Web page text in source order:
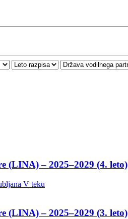
(LINA) – 2025–2029 (4. leto)
V teku
(LINA) – 2025–2029 (3. leto)